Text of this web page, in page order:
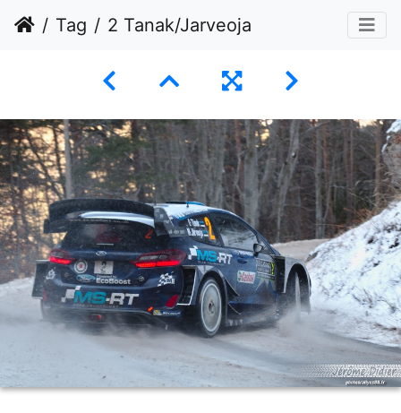
Tag 2 Tanak/Jarveoja